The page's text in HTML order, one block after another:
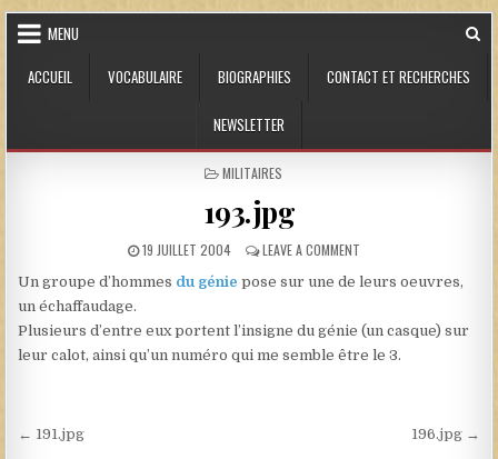
Skip to content
MENU
ACCUEIL
VOCABULAIRE BIOGRAPHIES CONTACT ET RECHERCHES
NEWSLETTER
POSTED IN
MILITAIRES
193.jpg
PUBLISHED DATE:
19 JUILLET 2004 LEAVE A COMMENTON 193.JPG
Un groupe d’hommes du génie pose sur une de leurs oeuvres,
un échaffaudage.
Plusieurs d’entre eux portent l’insigne du génie (un casque) sur
leur calot, ainsi qu’un numéro qui me semble être le 3.
Navigation de l’article
← 191.jpg 196.jpg →